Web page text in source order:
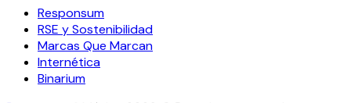
Responsum
RSE y Sostenibilidad
Marcas Que Marcan
Internética
Binarium